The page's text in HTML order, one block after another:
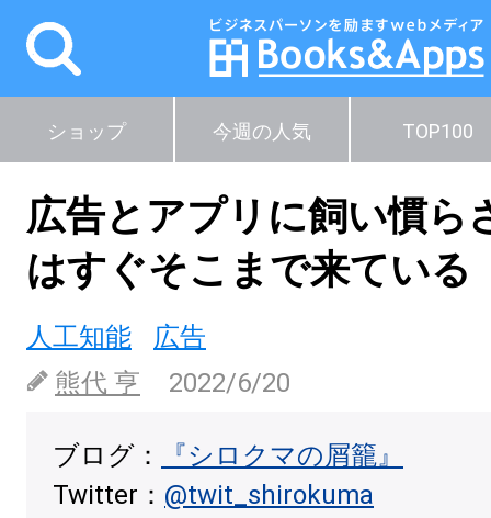
ショップ 今週の人気 TOP100
広告とアプリに飼い慣ら
はすぐそこまで来ている
人工知能
広告
熊代 亨
2022/6/20
ブログ：
『シロクマの屑籠』
Twitter： @twit_shirokuma